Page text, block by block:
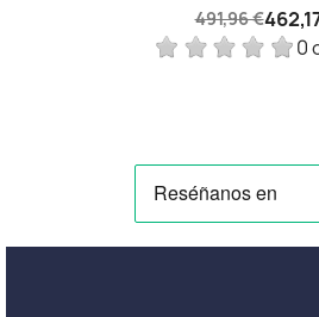
491,96 €
0